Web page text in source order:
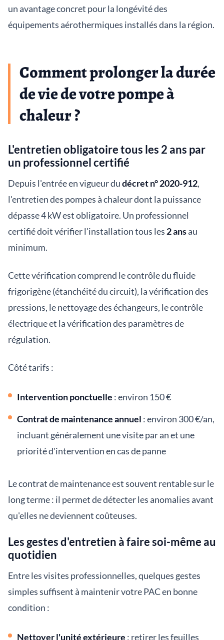
un avantage concret pour la longévité des
équipements aérothermiques installés dans la région.
Comment prolonger la durée
de vie de votre pompe à
chaleur ?
L'entretien obligatoire tous les 2 ans par
un professionnel certifié
Depuis l'entrée en vigueur dudécret n° 2020-912,
l'entretien des pompes à chaleur dont la puissance
dépasse 4 kW est obligatoire. Un professionnel
certifié doit vérifier l'installation tous les 2 ansau
minimum.
Cette vérification comprend le contrôle du fluide
frigorigène (étanchéité du circuit), la vérification des
pressions, le nettoyage des échangeurs, le contrôle
électrique et la vérification des paramètres de
régulation.
Côté tarifs :
Intervention ponctuelle : environ 150 €
Contrat de maintenance annuel : environ 300 €/an,
incluant généralement une visite par an et une
priorité d'intervention en cas de panne
Le contrat de maintenance est souvent rentable sur le
long terme : il permet de détecter les anomalies avant
qu'elles ne deviennent coûteuses.
Les gestes d'entretien à faire soi-même au
quotidien
Entre les visites professionnelles, quelques gestes
simples suffisent à maintenir votre PAC en bonne
condition :
Nettoyer l'unité extérieure : retirer les feuilles